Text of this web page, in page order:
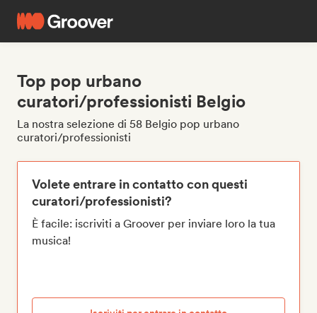
Top pop urbano
curatori/professionisti Belgio
La nostra selezione di 58 Belgio pop urbano
curatori/professionisti
Volete entrare in contatto con questi
curatori/professionisti?
È facile: iscriviti a Groover per inviare loro la tua
musica!